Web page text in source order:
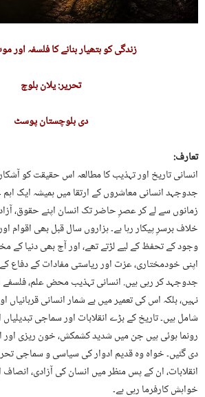
زندگی کو ہتھیار بنانے کا فلسفہ اور
تحریر: یلان بلوچ
دی بلوچستان پوسٹ
تعارف:
انسانی تاریخ اور تہذیب کا مطالعہ اس حقیقت کو
جدوجہد انسانی معاشروں کے ارتقا میں ہمیشہ ایک
زمانوں سے لے کر عصرِ حاضر تک انسان اپنے حقوق،
خلاف برسرِ پیکار رہا ہے۔ ہزاروں سال قبل بھی اقوام
وجود کے تحفظ کے لیے لڑتے تھے، اور آج بھی دنیا
اپنی خودمختاری، عزت اور ریاستی مفادات کے دفاع
جدوجہد کر رہی ہیں. انسانی تہذیب محض علم، فلسفے
نہیں، بلکہ اس کی تعمیر میں بے شمار انسانی
شامل ہیں۔ تاریخ کے بڑے انقلابات اور سماجی تبدیلیاں
رونما ہوئی ہیں جن میں شدید کشمکش، خون ریزی اور
دی گئیں۔ خواہ وہ قدیم ادوار کی سیاسی و سماجی
انقلابات، ان کے پس منظر میں انسان کی آزادی،
خواہش کارفرما رہی ہے۔